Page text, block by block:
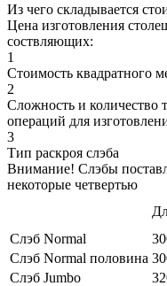
Из чего складывается
Цена изготовления
соствляющих:
1
Стоимость квадратного
2
Сложность и количество
операций для
3
Тип раскроя слэба
Внимание! Слэбы
некоторые четвертью
Слэб Normal
Слэб Normal половина
Слэб Jumbo